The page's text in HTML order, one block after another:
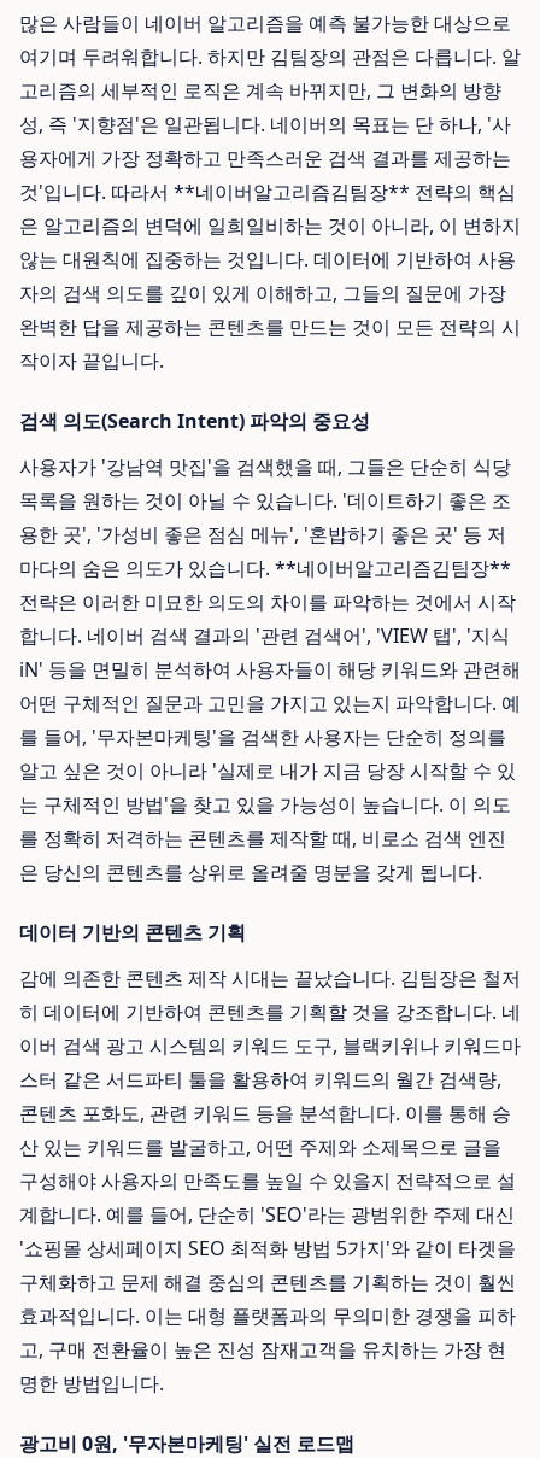
많은 사람들이 네이버 알고리즘을 예측 불가능한 대상으로
여기며 두려워합니다. 하지만 김팀장의 관점은 다릅니다. 알
고리즘의 세부적인 로직은 계속 바뀌지만, 그 변화의 방향
성, 즉 '지향점'은 일관됩니다. 네이버의 목표는 단 하나, '사
용자에게 가장 정확하고 만족스러운 검색 결과를 제공하는
것'입니다. 따라서 **네이버알고리즘김팀장** 전략의 핵심
은 알고리즘의 변덕에 일희일비하는 것이 아니라, 이 변하지
않는 대원칙에 집중하는 것입니다. 데이터에 기반하여 사용
자의 검색 의도를 깊이 있게 이해하고, 그들의 질문에 가장
완벽한 답을 제공하는 콘텐츠를 만드는 것이 모든 전략의 시
작이자 끝입니다.
검색 의도(Search Intent) 파악의 중요성
사용자가 '강남역 맛집'을 검색했을 때, 그들은 단순히 식당
목록을 원하는 것이 아닐 수 있습니다. '데이트하기 좋은 조
용한 곳', '가성비 좋은 점심 메뉴', '혼밥하기 좋은 곳' 등 저
마다의 숨은 의도가 있습니다. **네이버알고리즘김팀장**
전략은 이러한 미묘한 의도의 차이를 파악하는 것에서 시작
합니다. 네이버 검색 결과의 '관련 검색어', 'VIEW 탭', '지식
iN' 등을 면밀히 분석하여 사용자들이 해당 키워드와 관련해
어떤 구체적인 질문과 고민을 가지고 있는지 파악합니다. 예
를 들어, '무자본마케팅'을 검색한 사용자는 단순히 정의를
알고 싶은 것이 아니라 '실제로 내가 지금 당장 시작할 수 있
는 구체적인 방법'을 찾고 있을 가능성이 높습니다. 이 의도
를 정확히 저격하는 콘텐츠를 제작할 때, 비로소 검색 엔진
은 당신의 콘텐츠를 상위로 올려줄 명분을 갖게 됩니다.
데이터 기반의 콘텐츠 기획
감에 의존한 콘텐츠 제작 시대는 끝났습니다. 김팀장은 철저
히 데이터에 기반하여 콘텐츠를 기획할 것을 강조합니다. 네
이버 검색 광고 시스템의 키워드 도구, 블랙키위나 키워드마
스터 같은 서드파티 툴을 활용하여 키워드의 월간 검색량,
콘텐츠 포화도, 관련 키워드 등을 분석합니다. 이를 통해 승
산 있는 키워드를 발굴하고, 어떤 주제와 소제목으로 글을
구성해야 사용자의 만족도를 높일 수 있을지 전략적으로 설
계합니다. 예를 들어, 단순히 'SEO'라는 광범위한 주제 대신
'쇼핑몰 상세페이지 SEO 최적화 방법 5가지'와 같이 타겟을
구체화하고 문제 해결 중심의 콘텐츠를 기획하는 것이 훨씬
효과적입니다. 이는 대형 플랫폼과의 무의미한 경쟁을 피하
고, 구매 전환율이 높은 진성 잠재고객을 유치하는 가장 현
명한 방법입니다.
광고비 0원, '무자본마케팅' 실전 로드맵